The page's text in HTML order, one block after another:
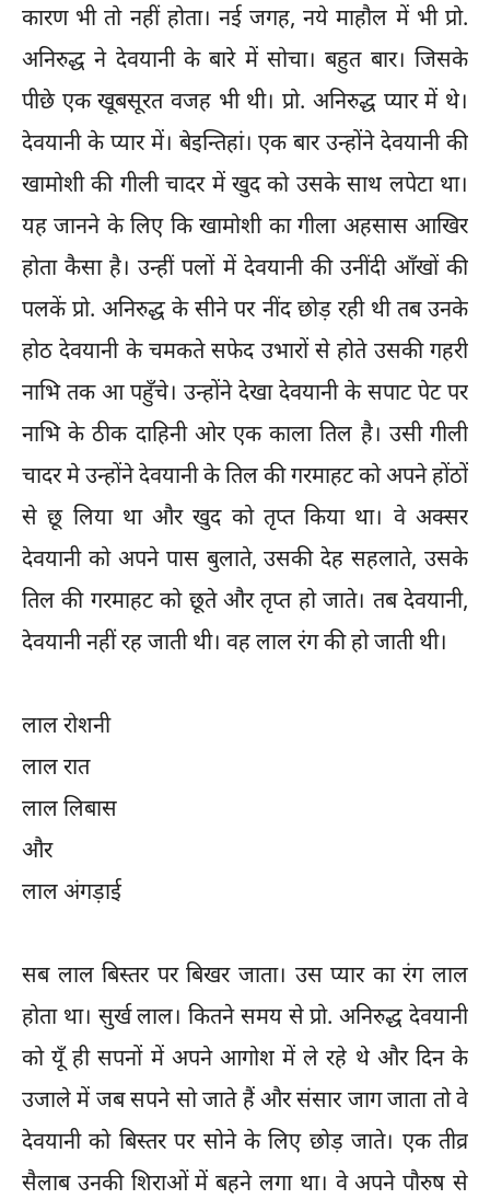
कारण भी तो नहीं होता। नई जगह, नये माहौल में भी प्रो.
अनिरुद्ध ने देवयानी के बारे में सोचा। बहुत बार। जिसके
पीछे एक खूबसूरत वजह भी थी। प्रो. अनिरुद्ध प्यार में थे।
देवयानी के प्यार में। बेइन्तिहां। एक बार उन्होंने देवयानी की
खामोशी की गीली चादर में खुद को उसके साथ लपेटा था।
यह जानने के लिए कि खामोशी का गीला अहसास आखिर
होता कैसा है। उन्हीं पलों में देवयानी की उनींदी आँखों की
पलकें प्रो. अनिरुद्ध के सीने पर नींद छोड़ रही थी तब उनके
होठ देवयानी के चमकते सफेद उभारों से होते उसकी गहरी
नाभि तक आ पहुँचे। उन्होंने देखा देवयानी के सपाट पेट पर
नाभि के ठीक दाहिनी ओर एक काला तिल है। उसी गीली
चादर मे उन्होंने देवयानी के तिल की गरमाहट को अपने होंठों
से छू लिया था और खुद को तृप्त किया था। वे अक्सर
देवयानी को अपने पास बुलाते, उसकी देह सहलाते, उसके
तिल की गरमाहट को छूते और तृप्त हो जाते। तब देवयानी,
देवयानी नहीं रह जाती थी। वह लाल रंग की हो जाती थी।
लाल रोशनी
लाल रात
लाल लिबास
और
लाल अंगड़ाई
सब लाल बिस्तर पर बिखर जाता। उस प्यार का रंग लाल
होता था। सुर्ख लाल। कितने समय से प्रो. अनिरुद्ध देवयानी
को यूँ ही सपनों में अपने आगोश में ले रहे थे और दिन के
उजाले में जब सपने सो जाते हैं और संसार जाग जाता तो वे
देवयानी को बिस्तर पर सोने के लिए छोड़ जाते। एक तीव्र
सैलाब उनकी शिराओं में बहने लगा था। वे अपने पौरुष से